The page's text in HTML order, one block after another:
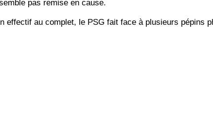
pas remise en cause.
effectif au complet, le PSG fait face à plusieurs pépins